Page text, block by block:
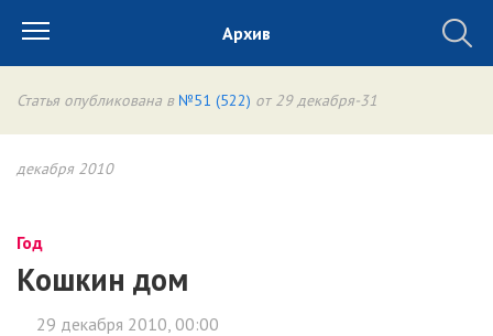
Архив
Статья опубликована в №51 (522) от 29 декабря-31
декабря 2010
Год
Кошкин дом
29 декабря 2010, 00:00